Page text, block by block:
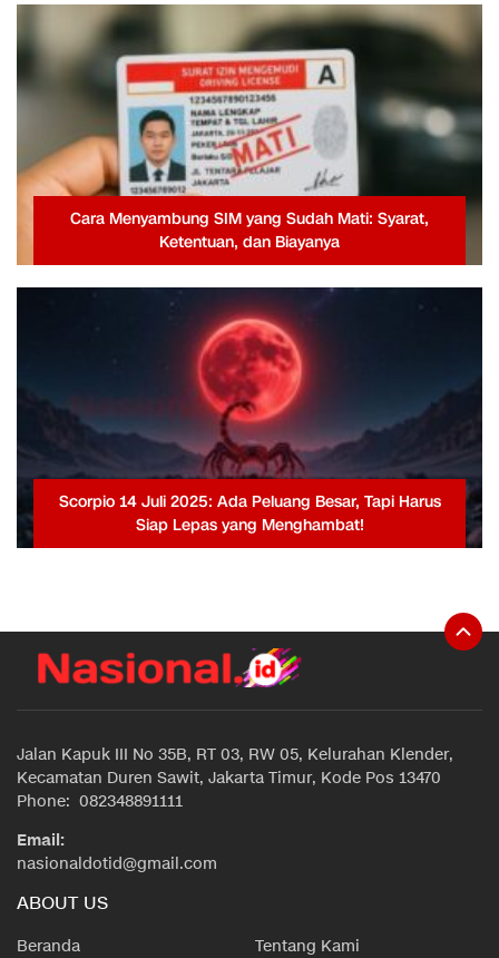
Cara Menyambung SIM yang Sudah Mati: Syarat,
Ketentuan, dan Biayanya
Scorpio 14 Juli 2025: Ada Peluang Besar, Tapi Harus
Siap Lepas yang Menghambat!
Jalan Kapuk III No 35B, RT 03, RW 05, Kelurahan Klender,
Kecamatan Duren Sawit, Jakarta Timur, Kode Pos 13470
Phone: 082348891111
Email:
nasionaldotid@gmail.com
ABOUT US
Beranda Tentang Kami